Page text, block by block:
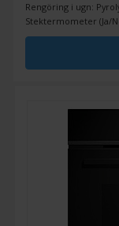
Rengöring i ugn:
Stektermometer (Ja/